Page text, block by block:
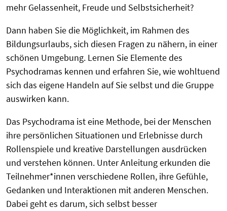
mehr Gelassenheit, Freude und Selbstsicherheit?
Dann haben Sie die Möglichkeit, im Rahmen des
Bildungsurlaubs, sich diesen Fragen zu nähern, in einer
schönen Umgebung. Lernen Sie Elemente des
Psychodramas kennen und erfahren Sie, wie wohltuend
sich das eigene Handeln auf Sie selbst und die Gruppe
auswirken kann.
Das Psychodrama ist eine Methode, bei der Menschen
ihre persönlichen Situationen und Erlebnisse durch
Rollenspiele und kreative Darstellungen ausdrücken
und verstehen können. Unter Anleitung erkunden die
Teilnehmer*innen verschiedene Rollen, ihre Gefühle,
Gedanken und Interaktionen mit anderen Menschen.
Dabei geht es darum, sich selbst besser